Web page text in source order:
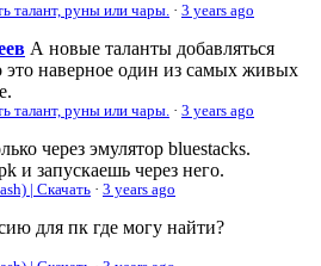
талант, руны или чары. · 3 years ago
А новые таланты добавляться
это наверное один из самых живых
талант, руны или чары. · 3 years ago
через эмулятор bluestacks.
и запускаешь через него.
| Скачать · 3 years ago
для пк где могу найти?